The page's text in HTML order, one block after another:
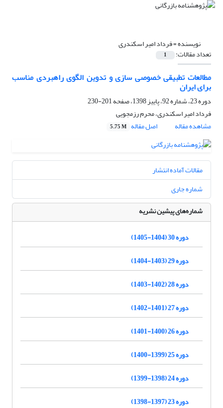
نویسنده =فرداد امیر اسکندری
تعداد مقالات: 1
مطالعات تطبیقی خصوصی‏ سازی و تدوین الگوی راهبردی مناسب
برای ایران
دوره 23، شماره 92، پاییز 1398، صفحه
201-230
فرداد امیر اسکندری، محرم رزمجویی
مشاهده مقاله
اصل مقاله 5.75 M
مقالات آماده انتشار
شماره جاری
شماره‌های پیشین نشریه
دوره 30 (1404-1405)
دوره 29 (1403-1404)
دوره 28 (1402-1403)
دوره 27 (1401-1402)
دوره 26 (1400-1401)
دوره 25 (1399-1400)
دوره 24 (1398-1399)
دوره 23 (1397-1398)